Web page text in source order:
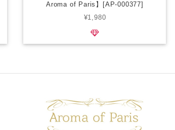
Aroma of Paris】[AP-000377]
¥1,980